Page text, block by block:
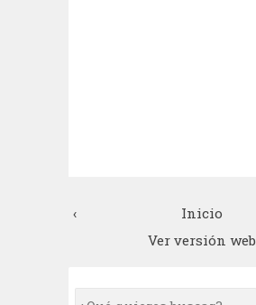
‹
Inicio
Ver versión web
S